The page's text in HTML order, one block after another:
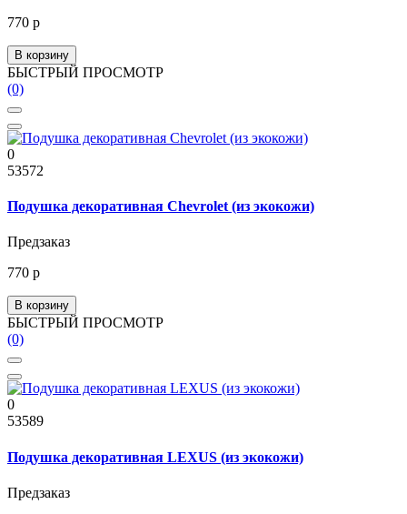
770 р
В корзину
БЫСТРЫЙ ПРОСМОТР
(0)
0
53572
Подушка декоративная Chevrolet (из экокожи)
Предзаказ
770 р
В корзину
БЫСТРЫЙ ПРОСМОТР
(0)
0
53589
Подушка декоративная LEXUS (из экокожи)
Предзаказ